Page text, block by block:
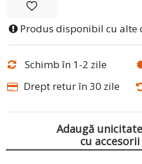
Produs disponibil cu alte
Schimb în 1-2 zile
Drept retur în 30 zile
Adaugă
cu